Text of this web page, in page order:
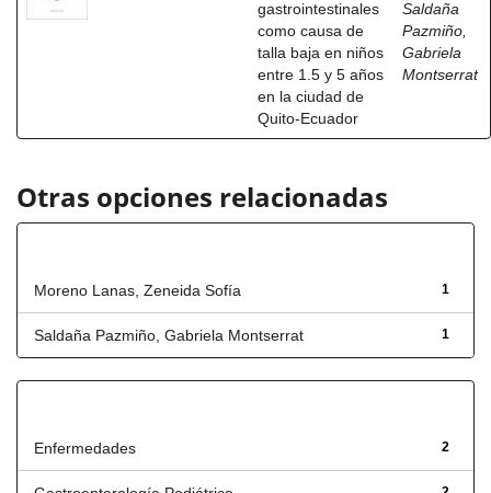
gastrointestinales
como causa de
talla baja en niños
entre 1.5 y 5 años
en la ciudad de
Quito-Ecuador
Saldaña
Pazmiño,
Gabriela
Montserrat
Otras opciones relacionadas
1
Moreno Lanas, Zeneida Sofía
1
Saldaña Pazmiño, Gabriela Montserrat
2
Enfermedades